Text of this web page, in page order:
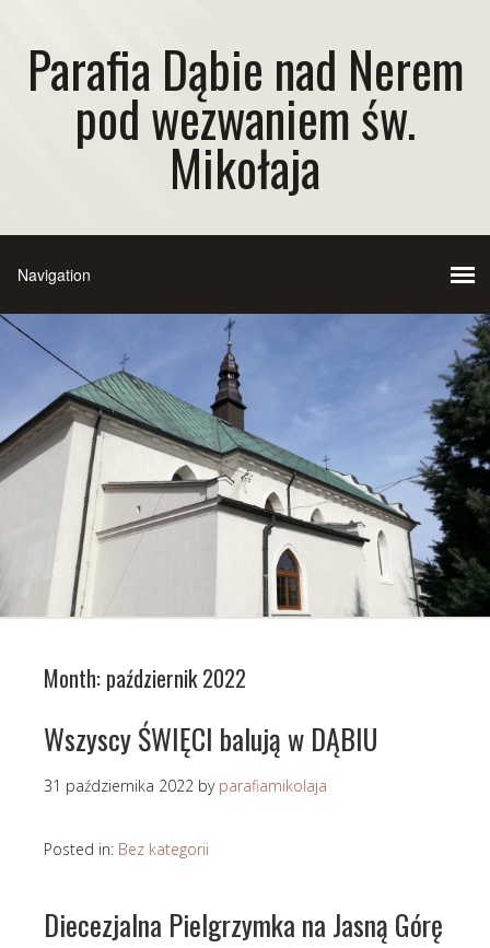
Parafia Dąbie nad Nerem
pod wezwaniem św.
Mikołaja
Month: październik 2022
Wszyscy ŚWIĘCI balują w DĄBIU
31 października 2022 by parafiamikolaja
Posted in: Bez kategorii
Diecezjalna Pielgrzymka na Jasną Górę